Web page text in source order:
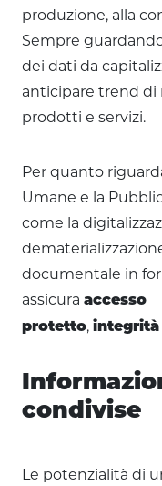
produzione, alla
Sempre
dei dati da
anticipare trend di
prodotti e servizi.
Per quanto
Umane e la
come la
documentale in
assicura accesso
protetto, integrità
condivise
Le potenzialità di